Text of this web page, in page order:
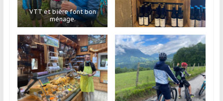
VTT et bière font bon
ménage.